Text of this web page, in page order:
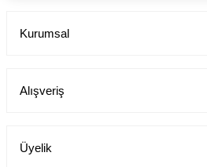
Labor Medikal Tekstil
199,00 TL
Kurumsal
Alışveriş
Üyelik